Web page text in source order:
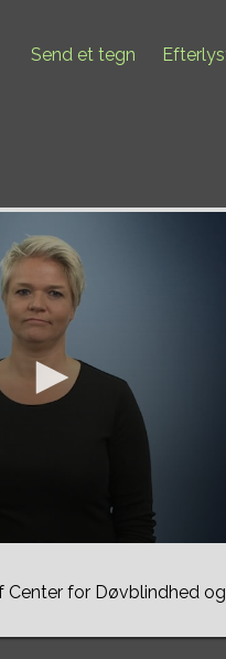
Send et tegn
Center for Døvblindhed og